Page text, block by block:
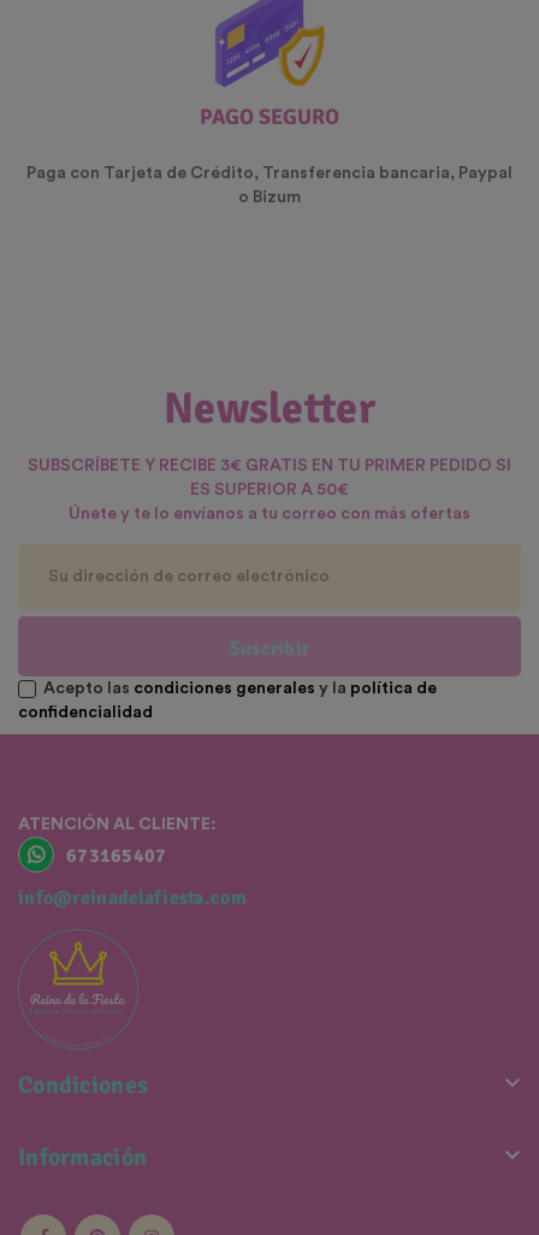
PAGO SEGURO
Paga con Tarjeta de Crédito, Transferencia bancaria, Paypal
o Bizum
Newsletter
SUBSCRÍBETE Y RECIBE 3€ GRATIS EN TU PRIMER PEDIDO SI
ES SUPERIOR A 50€
Únete y te lo envíanos a tu correo con más ofertas
Suscribir
Acepto las condiciones generales y la política de
confidencialidad
ATENCIÓN AL CLIENTE:
673165407
info@reinadelafiesta.com
Condiciones 
Información 